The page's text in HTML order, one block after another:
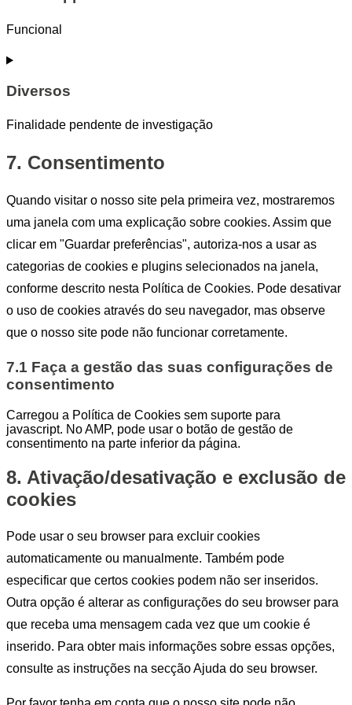
Funcional
Consent
service
Diversos
Finalidade pendente de investigação
Consent
to
diversos
7. Consentimento
Quando visitar o nosso site pela primeira vez, mostraremos
uma janela com uma explicação sobre cookies. Assim que
clicar em "Guardar preferências", autoriza-nos a usar as
categorias de cookies e plugins selecionados na janela,
conforme descrito nesta Política de Cookies. Pode desativar
o uso de cookies através do seu navegador, mas observe
que o nosso site pode não funcionar corretamente.
7.1 Faça a gestão das suas configurações de
consentimento
Carregou a Política de Cookies sem suporte para
javascript. No AMP, pode usar o botão de gestão de
consentimento na parte inferior da página.
8. Ativação/desativação e exclusão de
cookies
Pode usar o seu browser para excluir cookies
automaticamente ou manualmente. Também pode
especificar que certos cookies podem não ser inseridos.
Outra opção é alterar as configurações do seu browser para
que receba uma mensagem cada vez que um cookie é
inserido. Para obter mais informações sobre essas opções,
consulte as instruções na secção Ajuda do seu browser.